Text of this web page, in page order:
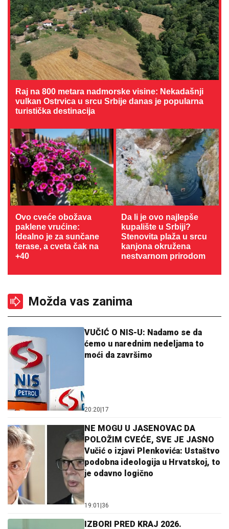
Raj na 800 metara nadmorske visine: Nekadašnji
vulkan Ostrvica u srcu Srbije danas je popularna
turistička destinacija
Ovo cveće obožava
paklene vrućine:
Idealno je za sunčane
terase, a cveta čak na
+40
Da li je ovo najlepše
kupalište u Srbiji?
Stenovita plaža u srcu
kanjona okružena
nestvarnom prirodom
Možda vas zanima
VUČIĆ O NIS-U: Nadamo se da
ćemo u narednim nedeljama to
moći da završimo
20:20 17
NE MOGU U JASENOVAC DA
POLOŽIM CVEĆE, SVE JE JASNO
Vučić o izjavi Plenkovića: Ustaštvo
podobna ideologija u Hrvatskoj, to
je odavno logično
19:01 36
IZBORI PRED KRAJ 2026.